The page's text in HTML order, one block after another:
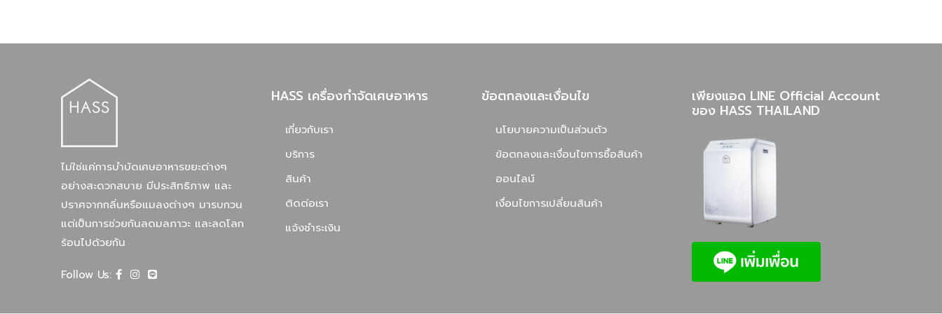
ไม่ใช่แค่การบำบัดเศษอาหารขยะต่างๆ
อย่างสะดวกสบาย มีประสิทธิภาพ และ
ปราศจากกลิ่นหรือแมลงต่างๆ มารบกวน
แต่เป็นการช่วยกันลดมลภาวะ และลดโลก
ร้อนไปด้วยกัน
Follow Us:
HASS เครื่องกำจัดเศษอาหาร
เกี่ยวกับเรา
บริการ
สินค้า
ติดต่อเรา
แจ้งชำระเงิน
ข้อตกลงและเงื่อนไข
นโยบายความเป็นส่วนตัว
ข้อตกลงและเงื่อนไขการซื้อสินค้า
ออนไลน์
เงื่อนไขการเปลี่ยนสินค้า
เพียงแอด LINE Official Account
ของ HASS THAILAND